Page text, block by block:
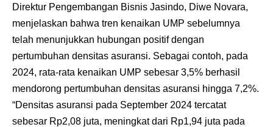
Direktur Pengembangan Bisnis Jasindo, Diwe Novara,
menjelaskan bahwa tren kenaikan UMP sebelumnya
telah menunjukkan hubungan positif dengan
pertumbuhan densitas asuransi. Sebagai contoh, pada
2024, rata-rata kenaikan UMP sebesar 3,5% berhasil
mendorong pertumbuhan densitas asuransi hingga 7,2%.
“Densitas asuransi pada September 2024 tercatat
sebesar Rp2,08 juta, meningkat dari Rp1,94 juta pada